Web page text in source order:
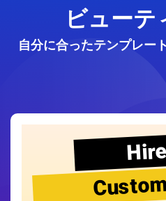
ビューテ
自分に合ったテンプレー